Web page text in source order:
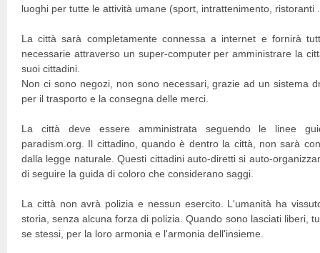
luoghi per tutte le attività umane (sport, intrattenimento, ristoranti
La città sarà completamente connessa a internet e fornirà
necessarie attraverso un super-computer per amministrare la
suoi cittadini.
Non ci sono negozi, non sono necessari, grazie ad un sistema
per il trasporto e la consegna delle merci.
La città deve essere amministrata seguendo le linee
paradism.org. Il cittadino, quando è dentro la città, non sarà
dalla legge naturale. Questi cittadini auto-diretti si auto-
di seguire la guida di coloro che considerano saggi.
La città non avrà polizia e nessun esercito. L'umanità ha
storia, senza alcuna forza di polizia. Quando sono lasciati liberi,
se stessi, per la loro armonia e l'armonia dell'insieme.